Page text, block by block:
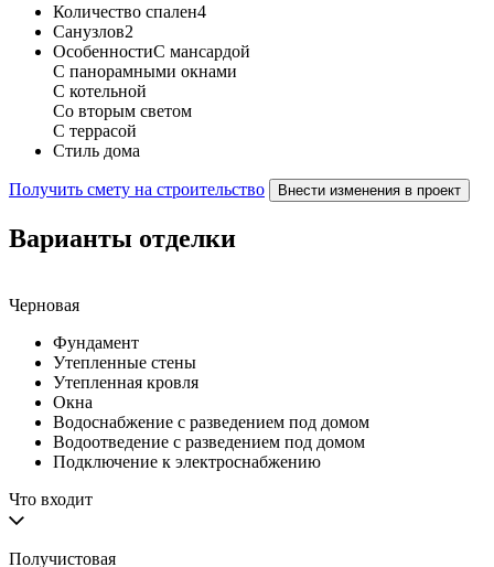
Количество спален4
Санузлов2
ОсобенностиС мансардой
С панорамными окнами
С котельной
Со вторым светом
С террасой
Стиль дома
Получить смету на строительство Внести изменения в проект
Варианты отделки
Черновая
Фундамент
Утепленные стены
Утепленная кровля
Окна
Водоснабжение с разведением под домом
Водоотведение с разведением под домом
Подключение к электроснабжению
Что входит
Получистовая